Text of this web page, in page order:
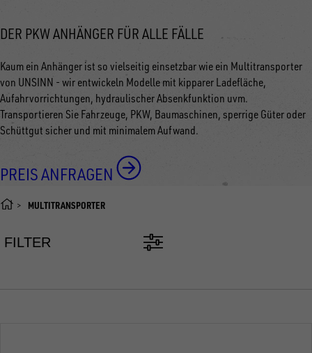
DER PKW ANHÄNGER FÜR ALLE FÄLLE
Kaum ein Anhänger ist so vielseitig einsetzbar wie ein Multitransporter
von UNSINN - wir entwickeln Modelle mit kipparer Ladefläche,
Aufahrvorrichtungen, hydraulischer Absenkfunktion uvm.
Transportieren Sie Fahrzeuge, PKW, Baumaschinen, sperrige Güter oder
Schüttgut sicher und mit minimalem Aufwand.
PREIS ANFRAGEN
MULTITRANSPORTER
FILTER